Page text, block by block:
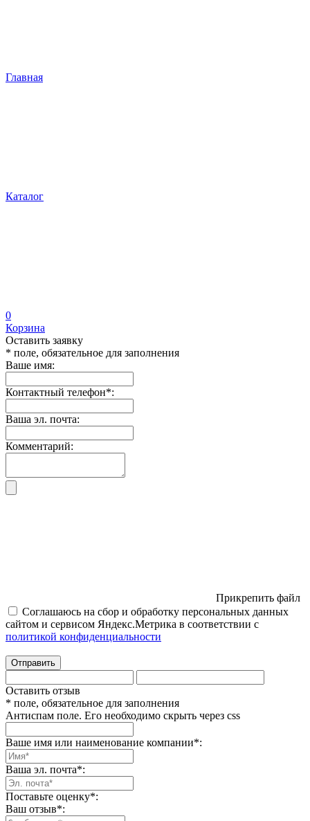
Главная
Каталог
0
Корзина
Оставить заявку
* поле, обязательное для заполнения
Ваше имя:
Контактный телефон*:
Ваша эл. почта:
Комментарий:
Прикрепить файл
Соглашаюсь на сбор и обработку персональных данных
сайтом и сервисом Яндекс.Метрика в соответствии с
политикой конфиденциальности
Отправить
Оставить отзыв
* поле, обязательное для заполнения
Антиспам поле. Его необходимо скрыть через css
Ваше имя или наименование компании*:
Ваша эл. почта*:
Поставьте оценку*:
Ваш отзыв*: